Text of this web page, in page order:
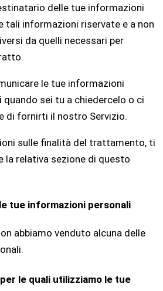
delle tue informazioni
tali informazioni riservate e a non
da quelli necessari per
le tue informazioni
sei tu a chiedercelo o ci
di fornirti il nostro Servizio.
sulle finalità del trattamento, ti
la relativa sezione di questo
tue informazioni personali
abbiamo venduto alcuna delle
le quali utilizziamo le tue